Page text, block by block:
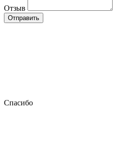
Отзыв
Отправить
Спасибо